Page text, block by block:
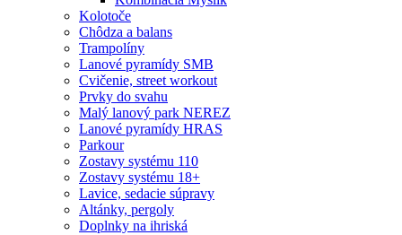
Kolotoče
Chôdza a balans
Trampolíny
Lanové pyramídy SMB
Cvičenie, street workout
Prvky do svahu
Malý lanový park NEREZ
Lanové pyramídy HRAS
Parkour
Zostavy systému 110
Zostavy systému 18+
Lavice, sedacie súpravy
Altánky, pergoly
Doplnky na ihriská